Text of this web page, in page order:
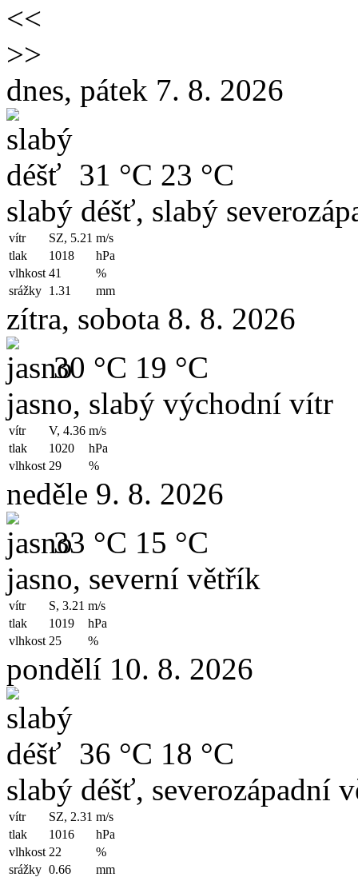
<<
>>
dnes, pátek 7. 8. 2026
31 °C 23 °C
slabý déšť, slabý
vítr SZ, 5.21 m/s
tlak
1018
hPa
vlhkost 41
%
srážky 1.31 mm
zítra, sobota 8. 8. 2026
30 °C 19 °C
jasno, slabý východní vítr
vítr V, 4.36 m/s
tlak
1020
hPa
vlhkost 29 %
neděle 9. 8. 2026
33 °C 15 °C
jasno, severní větřík
vítr S, 3.21 m/s
tlak
1019
hPa
vlhkost 25 %
pondělí 10. 8. 2026
36 °C 18 °C
slabý déšť, severozápadní
vítr SZ, 2.31 m/s
tlak
1016
hPa
vlhkost 22
%
srážky 0.66 mm